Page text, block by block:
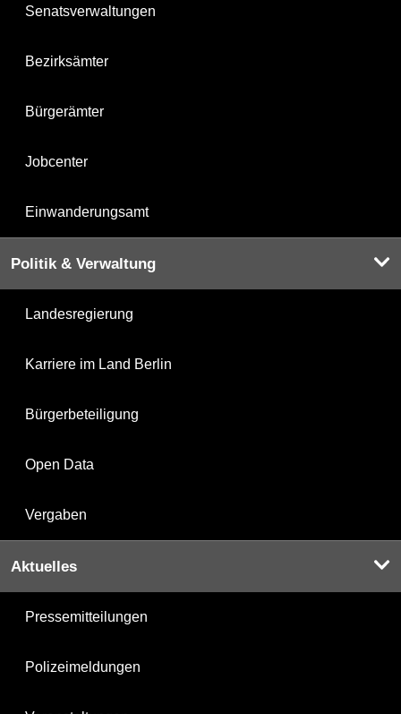
Senatsverwaltungen
Bezirksämter
Bürgerämter
Jobcenter
Einwanderungsamt
Politik & Verwaltung
Landesregierung
Karriere im Land Berlin
Bürgerbeteiligung
Open Data
Vergaben
Aktuelles
Pressemitteilungen
Polizeimeldungen